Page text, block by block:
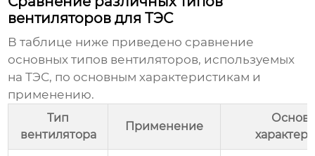
вентиляторов для ТЭС
В таблице ниже приведено сравнение
основных типов вентиляторов, используемых
на ТЭС, по основным характеристикам и
применению.
Тип
вентилятора
Применение